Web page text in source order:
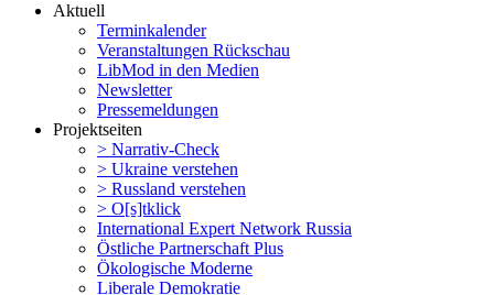
Aktuell
Termin­ka­lender
Veran­stal­tungen Rückschau
LibMod in den Medien
Newsletter
Presse­mel­dungen
Projekt­seiten
> Narrativ-Check
> Ukraine verstehen
> Russland verstehen
> O[s]tklick
Inter­na­tional Expert Network Russia
Östliche Partner­schaft Plus
Ökolo­gische Moderne
Liberale Demokratie